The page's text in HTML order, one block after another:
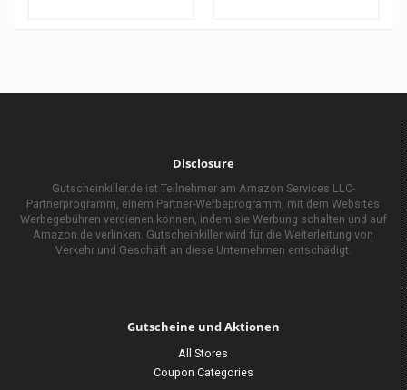
Disclosure
Gutscheinkiller.de ist Teilnehmer am Amazon Services LLC-
Partnerprogramm, einem Partner-Werbeprogramm, mit dem Websites
Werbegebühren verdienen können, indem sie Werbung schalten und auf
Amazon.de verlinken. Gutscheinkiller wird für die Weiterleitung von
Verkehr und Geschäft an diese Unternehmen entschädigt.
Gutscheine und Aktionen
All Stores
Coupon Categories